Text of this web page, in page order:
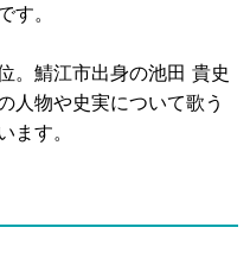
す。
。鯖江市出身の池田 貴史
人物や史実について歌う
ます。